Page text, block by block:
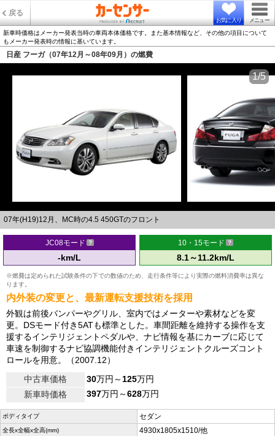
戻る
お気に入り メニュー
新車時価格はメーカー発表当時の車両本体価格です。また基本情報など、その他の項目について
もメーカー発表時の情報に基いています。
日産 フーガ（07年12月～08年09月）の燃費
07年(H19)12月、MC時の4.5 450GTのフロント
1/5
JC08モード
-km/L
10・15モード
8.1～11.2km/L
※燃費は定められた試験条件の下での数値のため、走行条件等により実際の燃料消費率は異な
ります。
内外装の変更と、最新運転支援技術を採用
外観は前後バンパーやグリル、室内ではメーターや素材などを変
更。DSモード付き5ATも標準とした。車間距離を維持する操作を支
援するインテリジェントペダルや、ナビ情報を基にカーブに応じて
車速を制御するナビ協調機能付きインテリジェントクルーズコント
ロールを用意。（2007.12）
中古車価格
30万円～125万円
新車時価格
397万円～628万円
ボディタイプ セダン
全長x全幅x全高(mm) 4930x1805x1510/他